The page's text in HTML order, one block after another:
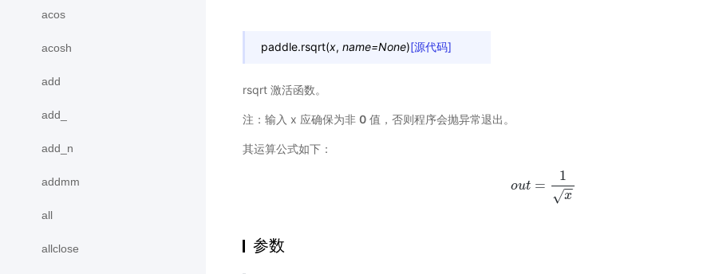
acos
acosh
add
add_
add_n
addmm
all
allclose
paddle.rsqrt(x, name=None)[源代码]
rsqrt 激活函数。
注：输入 x 应确保为非 0 值，否则程序会抛异常退出。
其运算公式如下：
out =
1
x
−
−
√
o ut= 1x
参数